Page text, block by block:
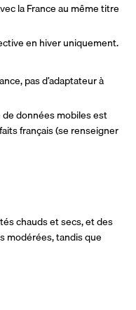
la France au même titre
en hiver uniquement.
pas d’adaptateur à
données mobiles est
français (se renseigner
chauds et secs, et des
modérées, tandis que